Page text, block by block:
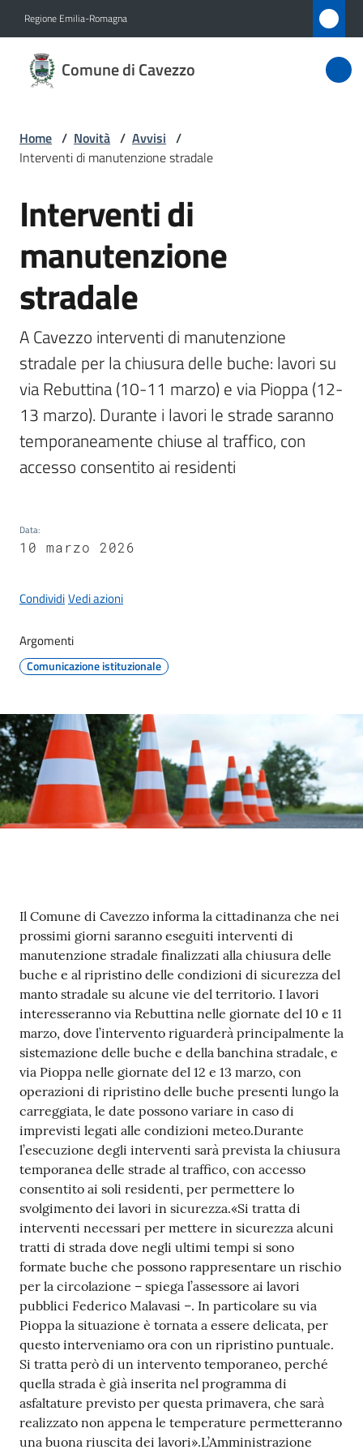
Regione Emilia-Romagna
Comune di Cavezzo
di
Novità
Servizi
Vivere
Cavezzo
civile
Sportello
SUE
Tutti
gli
argomenti...
Seguici
su
Home / Novità / Avvisi /
Interventi di manutenzione stradale
Salta al contenuto
Interventi di
manutenzione
stradale
A Cavezzo interventi di manutenzione
stradale per la chiusura delle buche: lavori su
via Rebuttina (10-11 marzo) e via Pioppa (12-
13 marzo). Durante i lavori le strade saranno
temporaneamente chiuse al traffico, con
accesso consentito ai residenti
Data:
10 marzo 2026
CondividiVedi azioni
Argomenti
Comunicazione istituzionale
Contenuto
Il Comune di Cavezzo informa la cittadinanza che nei
prossimi giorni saranno eseguiti interventi di
manutenzione stradale finalizzati alla chiusura delle
buche e al ripristino delle condizioni di sicurezza del
manto stradale su alcune vie del territorio. I lavori
interesseranno via Rebuttina nelle giornate del 10 e 11
marzo, dove l’intervento riguarderà principalmente la
sistemazione delle buche e della banchina stradale, e
via Pioppa nelle giornate del 12 e 13 marzo, con
operazioni di ripristino delle buche presenti lungo la
carreggiata, le date possono variare in caso di
imprevisti legati alle condizioni meteo.Durante
l’esecuzione degli interventi sarà prevista la chiusura
temporanea delle strade al traffico, con accesso
consentito ai soli residenti, per permettere lo
svolgimento dei lavori in sicurezza.«Si tratta di
interventi necessari per mettere in sicurezza alcuni
tratti di strada dove negli ultimi tempi si sono
formate buche che possono rappresentare un rischio
per la circolazione – spiega l’assessore ai lavori
pubblici Federico Malavasi –. In particolare su via
Pioppa la situazione è tornata a essere delicata, per
questo interveniamo ora con un ripristino puntuale.
Si tratta però di un intervento temporaneo, perché
quella strada è già inserita nel programma di
asfaltature previsto per questa primavera, che sarà
realizzato non appena le temperature permetteranno
una buona riuscita dei lavori».L’Amministrazione